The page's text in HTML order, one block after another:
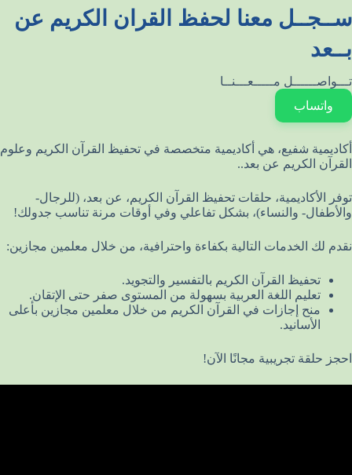
ســجــل معنا لحفظ القران الكريم عن
بــعد
تـــواصــــــل مـــــعـــنــا
واتساب
أكاديمية شفيع، هي أكاديمية متخصصة في تحفيظ القرآن الكريم وعلوم
القرآن الكريم عن بعد..
توفر الأكاديمية، حلقات تحفيظ القرآن الكريم، عن بعد، (للرجال-
والأطفال- والنساء)، بشكل تفاعلي وفي أوقات مرنة تناسب جدولك!
نقدم لك الخدمات التالية بكفاءة واحترافية، من خلال معلمين مجازين:
تحفيظ القرآن الكريم بالتفسير والتجويد.
تعليم اللغة العربية بسهولة من المستوى صفر حتى الإتقان.
منح إجازات في القرآن الكريم من خلال معلمين مجازين بأعلى
الأسانيد.
احجز حلقة تجريبية مجانًا الآن!